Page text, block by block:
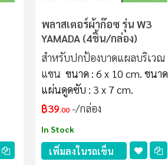
พลาสเตอร์ผ้าก๊อซ รุ่น W3
YAMADA (4ชิ้น/กล่อง)
สำหรับปกป้องบาดแผลบริเวณ
แขน ขนาด : 6 x 10 cm. ขนาด
แผ่นดูดซับ : 3 x 7 cm.
฿39.00 /กล่อง
In Stock
เพิ่มลงในรถเข็น